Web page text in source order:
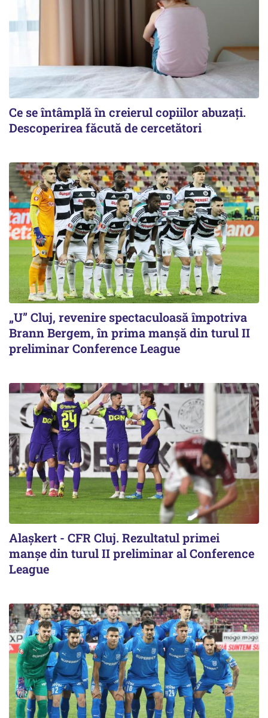
Ce se întâmplă în creierul copiilor abuzați.
Descoperirea făcută de cercetători
„U” Cluj, revenire spectaculoasă împotriva
Brann Bergem, în prima manșă din turul II
preliminar Conference League
Alaşkert - CFR Cluj. Rezultatul primei
manșe din turul II preliminar al Conference
League